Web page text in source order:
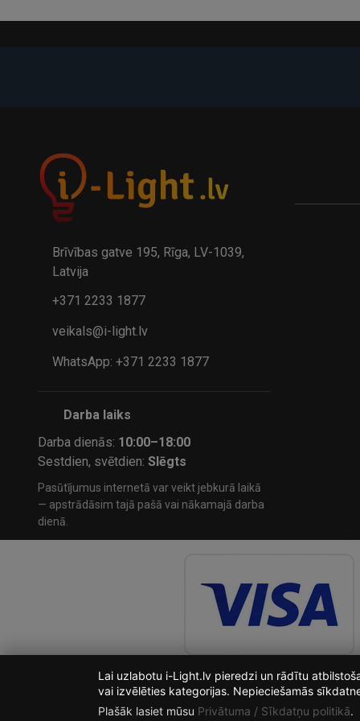
32.95€
Brīvības gatve 195, Rīga, LV-1039,
Latvija
+371 2233 1877
veikals@i-light.lv
WhatsApp: +371 2233 1877
Darba laiks
Darba dienās: 10:00–18:00
Sestdien, svētdien:Slēgts
Pasūtījumus internetā var veikt jebkurā laikā
— apstrādāsim tajā pašā vai nākamajā darba
dienā.
Lai uzlabotu i-Light.lv pieredzi un rādītu
vai izvēlēties kategorijas. Nepieciešamās
Plašāk lasiet mūsu Privātuma / Sīkdatņu politikā.